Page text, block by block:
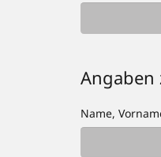
Angaben
Name,